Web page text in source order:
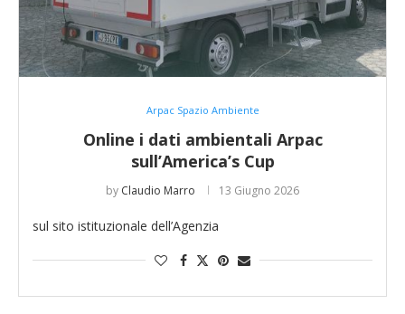
Arpac Spazio Ambiente
Online i dati ambientali Arpac
sull’America’s Cup
by Claudio Marro 13 Giugno 2026
sul sito istituzionale dell’Agenzia